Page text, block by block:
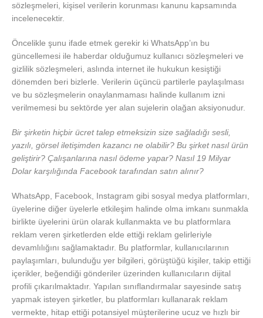
sözleşmeleri, kişisel verilerin korunması kanunu kapsamında
incelenecektir.
Öncelikle şunu ifade etmek gerekir ki WhatsApp’ın bu
güncellemesi ile haberdar olduğumuz kullanıcı sözleşmeleri ve
gizlilik sözleşmeleri, aslında internet ile hukukun kesiştiği
dönemden beri bizlerle. Verilerin üçüncü partilerle paylaşılması
ve bu sözleşmelerin onaylanmaması halinde kullanım izni
verilmemesi bu sektörde yer alan sujelerin olağan aksiyonudur.
Bir şirketin hiçbir ücret talep etmeksizin size sağladığı sesli,
yazılı, görsel iletişimden kazancı ne olabilir? Bu şirket nasıl ürün
geliştirir? Çalışanlarına nasıl ödeme yapar? Nasıl 19 Milyar
Dolar karşılığında Facebook tarafından satın alınır?
WhatsApp, Facebook, Instagram gibi sosyal medya platformları,
üyelerine diğer üyelerle etkileşim halinde olma imkanı sunmakla
birlikte üyelerini ürün olarak kullanmakta ve bu platformlara
reklam veren şirketlerden elde ettiği reklam gelirleriyle
devamlılığını sağlamaktadır. Bu platformlar, kullanıcılarının
paylaşımları, bulunduğu yer bilgileri, görüştüğü kişiler, takip ettiği
içerikler, beğendiği gönderiler üzerinden kullanıcıların dijital
profili çıkarılmaktadır. Yapılan sınıflandırmalar sayesinde satış
yapmak isteyen şirketler, bu platformları kullanarak reklam
vermekte, hitap ettiği potansiyel müşterilerine ucuz ve hızlı bir